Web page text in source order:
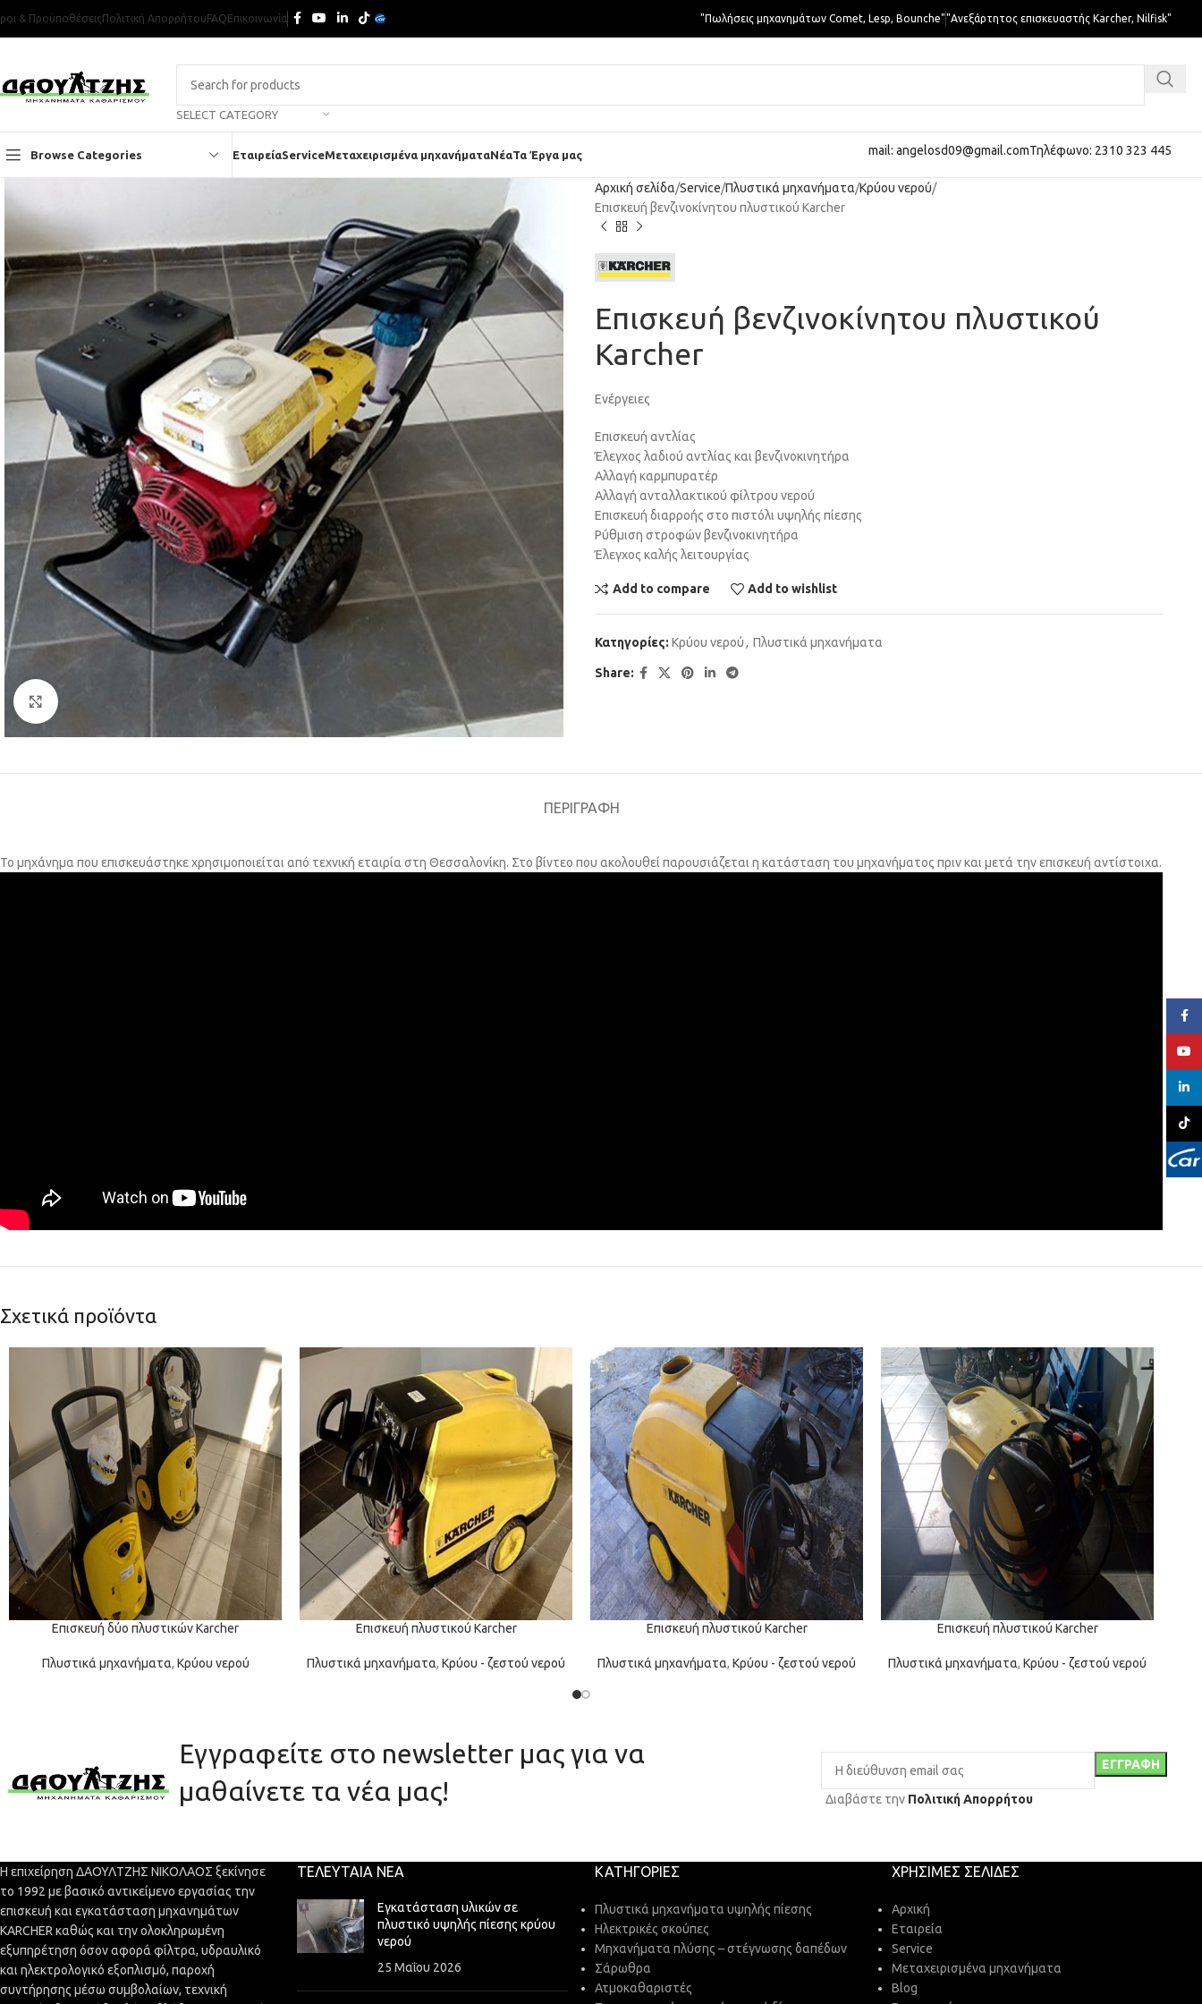
& ΠροϋποθέσειςΠολιτική ΑπορρήτουFAQΕπικοινωνία "Πωλήσεις μηχανημάτων Comet, Lesp, Bounche""Ανεξάρτητος επισκευαστής Karcher, Nilfisk"
SELECT CATEGORY
Browse Categories ΕταιρείαServiceΜεταχειρισμένα μηχανήματαΝέαΤα Έργα μας mail: angelosd09@gmail.comΤηλέφωνο: 2310 323 445
Αρχική σελίδα Service Πλυστικά μηχανήματα Κρύου νερού
Επισκευή βενζινοκίνητου πλυστικού Karcher
Επισκευή βενζινοκίνητου πλυστικού
Karcher
Ενέργειες
Επισκευή αντλίας
Έλεγχος λαδιού αντλίας και βενζινοκινητήρα
Αλλαγή καρμπυρατέρ
Αλλαγή ανταλλακτικού φίλτρου νερού
Επισκευή διαρροής στο πιστόλι υψηλής πίεσης
Ρύθμιση στροφών βενζινοκινητήρα
Έλεγχος καλής λειτουργίας
Add to compare Add to wishlist
Κατηγορίες: Κρύου νερού, Πλυστικά μηχανήματα
Share:
ΠΕΡΙΓΡΑΦΉ
Το μηχάνημα που επισκευάστηκε χρησιμοποιείται από τεχνική εταιρία στη Θεσσαλονίκη. Στο βίντεο που ακολουθεί παρουσιάζεται η κατάσταση του μηχανήματος πριν και μετά την επισκευή αντίστοιχα.
Σχετικά προϊόντα
Επισκευή δύο πλυστικών Karcher
Πλυστικά μηχανήματα, Κρύου νερού
Επισκευή πλυστικού Karcher
Πλυστικά μηχανήματα, Κρύου - ζεστού νερού
Επισκευή πλυστικού Karcher
Πλυστικά μηχανήματα, Κρύου - ζεστού νερού
Επισκευή πλυστικού Karcher
Πλυστικά μηχανήματα, Κρύου - ζεστού νερού
Εγγραφείτε στο newsletter μας για να
μαθαίνετε τα νέα μας!
Διαβάστε την Πολιτική Απορρήτου
Η επιχείρηση ΔΑΟΥΛΤΖΗΣ ΝΙΚΟΛΑΟΣ ξεκίνησε
το 1992 με βασικό αντικείμενο εργασίας την
επισκευή και εγκατάσταση μηχανημάτων
KARCHER καθώς και την ολοκληρωμένη
εξυπηρέτηση όσον αφορά φίλτρα, υδραυλικό
και ηλεκτρολογικό εξοπλισμό, παροχή
συντήρησης μέσω συμβολαίων, τεχνική
ΤΕΛΕΥΤΑΊΑ ΝΈΑ
Εγκατάσταση υλικών σε
πλυστικό υψηλής πίεσης κρύου
νερού
25 Μαΐου 2026
ΚΑΤΗΓΟΡΊΕΣ
Πλυστικά μηχανήματα υψηλής πίεσης
Ηλεκτρικές σκούπες
Μηχανήματα πλύσης – στέγνωσης δαπέδων
Σάρωθρα
Ατμοκαθαριστές
ΧΡΉΣΙΜΕΣ ΣΕΛΊΔΕΣ
Αρχική
Εταιρεία
Service
Μεταχειρισμένα μηχανήματα
Blog